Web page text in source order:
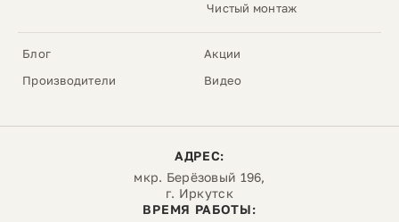
Чистый монтаж
Блог
Акции
Производители
Видео
АДРЕС:
мкр. Берёзовый 196,
г. Иркутск
ВРЕМЯ РАБОТЫ: